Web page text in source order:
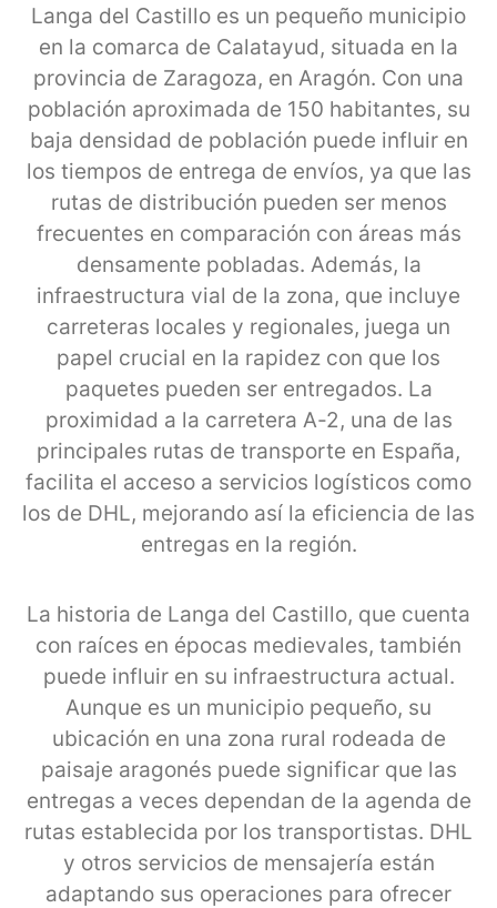
Langa del Castillo es un pequeño municipio
en la comarca de Calatayud, situada en la
provincia de Zaragoza, en Aragón. Con una
población aproximada de 150 habitantes, su
baja densidad de población puede influir en
los tiempos de entrega de envíos, ya que las
rutas de distribución pueden ser menos
frecuentes en comparación con áreas más
densamente pobladas. Además, la
infraestructura vial de la zona, que incluye
carreteras locales y regionales, juega un
papel crucial en la rapidez con que los
paquetes pueden ser entregados. La
proximidad a la carretera A-2, una de las
principales rutas de transporte en España,
facilita el acceso a servicios logísticos como
los de DHL, mejorando así la eficiencia de las
entregas en la región.
La historia de Langa del Castillo, que cuenta
con raíces en épocas medievales, también
puede influir en su infraestructura actual.
Aunque es un municipio pequeño, su
ubicación en una zona rural rodeada de
paisaje aragonés puede significar que las
entregas a veces dependan de la agenda de
rutas establecida por los transportistas. DHL
y otros servicios de mensajería están
adaptando sus operaciones para ofrecer